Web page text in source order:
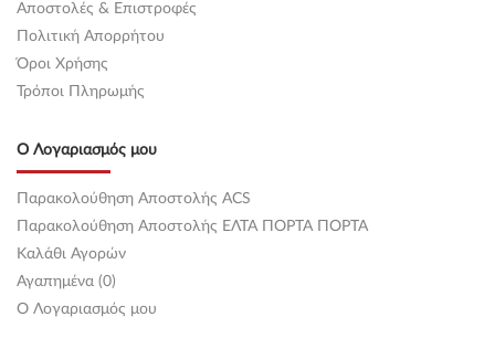
Αποστολές & Επιστροφές
Πολιτική Απορρήτου
Όροι Χρήσης
Τρόποι Πληρωμής
Ο Λογαριασμός μου
Παρακολούθηση Αποστολής ACS
Παρακολούθηση Αποστολής ΕΛΤΑ ΠΟΡΤΑ ΠΟΡΤΑ
Καλάθι Αγορών
Αγαπημένα (0)
O Λογαριασμός μου